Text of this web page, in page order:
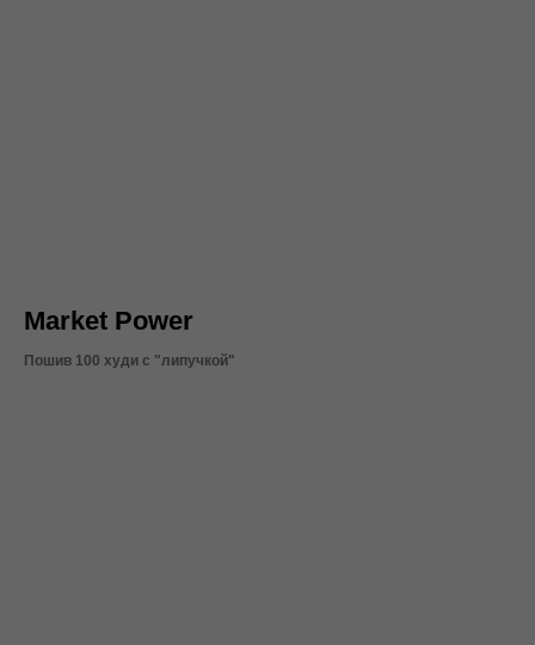
Market Power
Пошив 100 худи с "липучкой"